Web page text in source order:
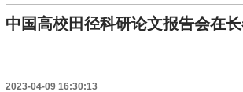
中国高校田径科研论文报告会在
2023-04-09 16:30:13